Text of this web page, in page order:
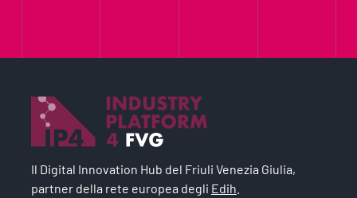
Il Digital Innovation Hub del Friuli Venezia Giulia,
partner della rete europea degli Edih